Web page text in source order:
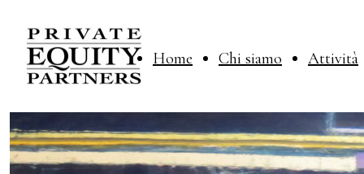
Home Chi siamo Attività